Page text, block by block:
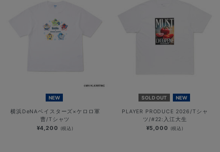
NEW
横浜DeNAベイスターズ×ケロロ軍
曹/Tシャツ
¥4,200 (税込)
SOLD OUT NEW
PLAYER PRODUCE 2026/Tシャ
ツ/#22:入江大生
¥5,000 (税込)